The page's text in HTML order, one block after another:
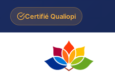
Certifié Qualiopi